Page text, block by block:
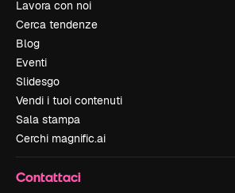
Lavora con noi
Cerca tendenze
Blog
Eventi
Slidesgo
Vendi i tuoi contenuti
Sala stampa
Cerchi magnific.ai
Contattaci